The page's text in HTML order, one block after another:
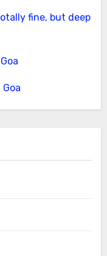
fine, but deep